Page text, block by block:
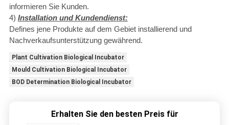
informieren Sie Kunden.
4) Installation und Kundendienst:
Defines jene Produkte auf dem Gebiet installierend und
Nachverkaufsunterstützung gewährend.
Plant Cultivation Biological Incubator
Mould Cultivation Biological Incubator
BOD Determination Biological Incubator
Erhalten Sie den besten Preis für